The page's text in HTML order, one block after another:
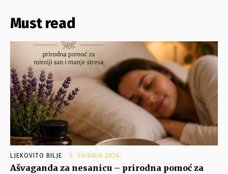
Must read
LJEKOVITO BILJE 6. SVIBNJA 2026.
Ašvaganda za nesanicu – prirodna pomoć za